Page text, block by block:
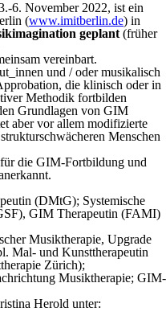
6. November 2022, ist ein
(www.imitberlin.de) in
geplant (früher
vereinbart.
und / oder musikalisch
die klinisch oder in
Methodik fortbilden
Grundlagen von GIM
aber vor allem modifizierte
Menschen
die GIM-Fortbildung und
(DMtG); Systemische
GIM Therapeutin (FAMI)
Musiktherapie, Upgrade
Mal- und Kunsttherapeutin
Zürich);
Musiktherapie; GIM-
Herold unter: